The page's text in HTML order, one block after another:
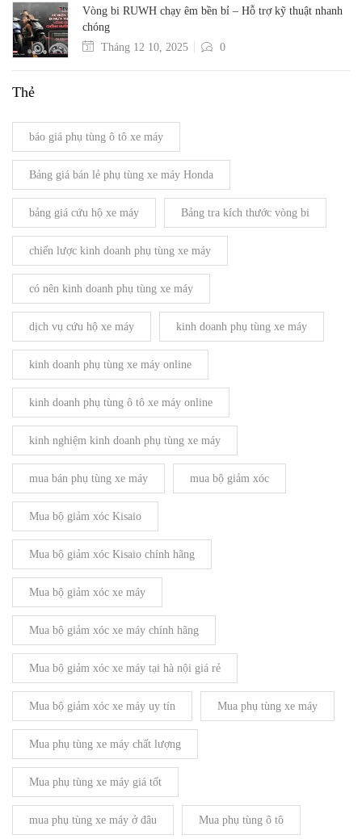
Vòng bi RUWH chạy êm bền bỉ – Hỗ trợ kỹ thuật nhanh
chóng
Tháng 12 10, 2025
0
Thẻ
báo giá phụ tùng ô tô xe máy
Bảng giá bán lẻ phụ tùng xe máy Honda
bảng giá cứu hộ xe máy Bảng tra kích thước vòng bi
chiến lược kinh doanh phụ tùng xe máy
có nên kinh doanh phụ tùng xe máy
dịch vụ cứu hộ xe máy kinh doanh phụ tùng xe máy
kinh doanh phụ tùng xe máy online
kinh doanh phụ tùng ô tô xe máy online
kinh nghiệm kinh doanh phụ tùng xe máy
mua bán phụ tùng xe máy mua bộ giảm xóc
Mua bộ giảm xóc Kisaio
Mua bộ giảm xóc Kisaio chính hãng
Mua bộ giảm xóc xe máy
Mua bộ giảm xóc xe máy chính hãng
Mua bộ giảm xóc xe máy tại hà nội giá rẻ
Mua bộ giảm xóc xe máy uy tín Mua phụ tùng xe máy
Mua phụ tùng xe máy chất lượng
Mua phụ tùng xe máy giá tốt
mua phụ tùng xe máy ở đâu Mua phụ tùng ô tô